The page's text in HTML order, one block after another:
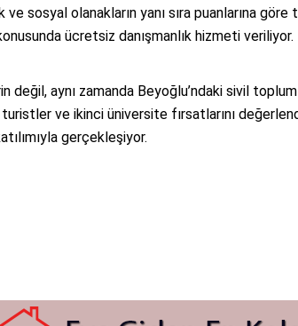
sosyal olanakların yanı sıra puanlarına
ücretsiz danışmanlık hizmeti veriliyor.
değil, aynı zamanda Beyoğlu’ndaki sivil
ve ikinci üniversite fırsatlarını
gerçekleşiyor.